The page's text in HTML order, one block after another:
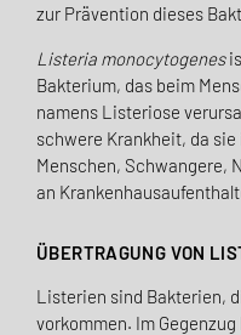
zur Prävention dieses
Listeria monocytogenes
Bakterium, das beim
namens Listeriose
schwere Krankheit, da
Menschen, Schwangere,
an
ÜBERTRAGUNG VON
Listerien sind Bakterien,
vorkommen. Im